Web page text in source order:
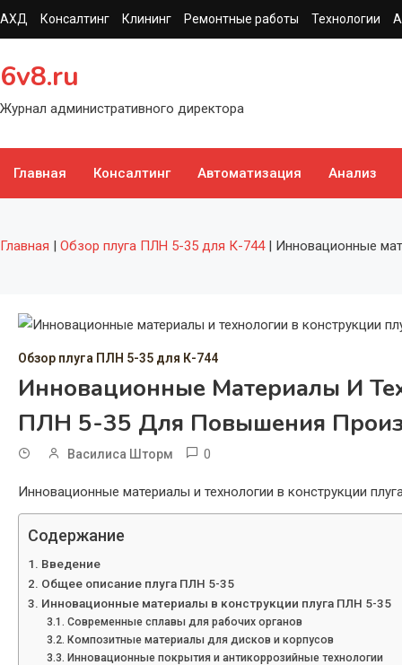
Перейти
к
АХД Консалтинг Клининг Ремонтные работы Технологии
6v8.ru
Журнал административного директора
Главная Консалтинг Автоматизация Анализ
Главная | Обзор плуга ПЛН 5-35 для К-744| Инновационные
Обзор плуга ПЛН 5-35 для К-744
Инновационные Материалы И
ПЛН 5-35 Для Повышения
Василиса Шторм 0
Инновационные материалы и технологии в конструкции
Содержание
Введение
Общее описание плуга ПЛН 5-35
Инновационные материалы в конструкции плуга ПЛН 5-35
Современные сплавы для рабочих органов
Композитные материалы для дисков и корпусов
Инновационные покрытия и антикоррозийные технологии